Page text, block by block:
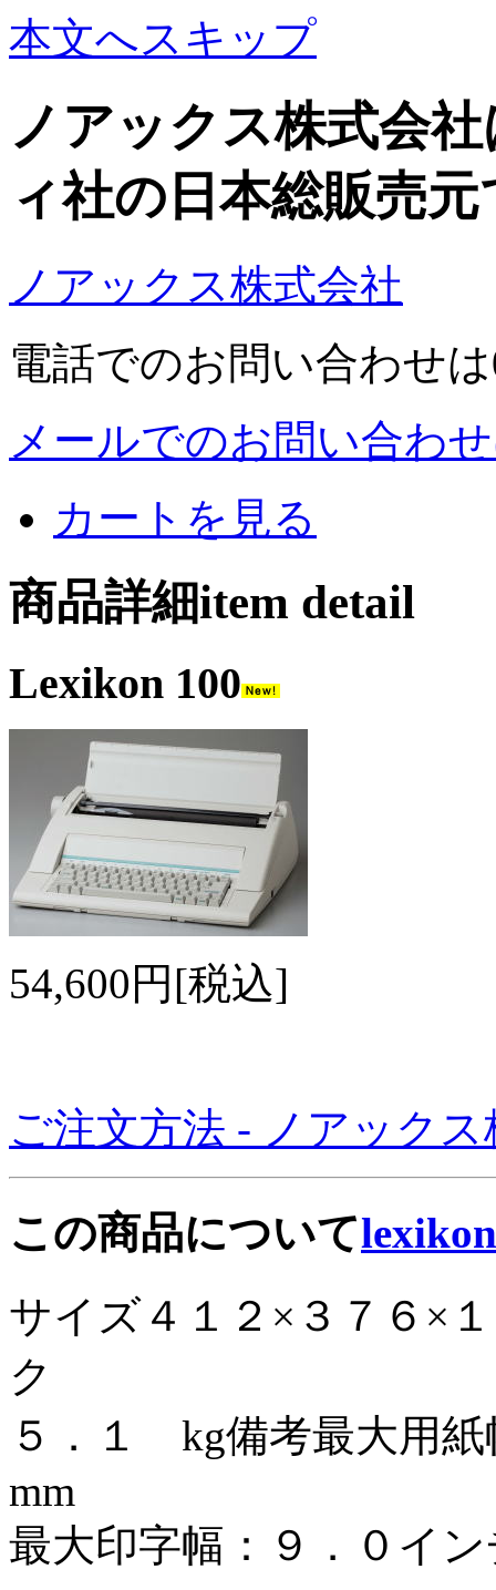
本文へスキップ
ノアックス株式会
ィ社の日本総販売
ノアックス株式会社
電話でのお問い合わせは
メールでのお問い合わ
カートを見る
商品詳細item detail
Lexikon 100
54,600円[税込]
ご注文方法 - ノアック
この商品について
サイズ４１２×３７６×
ク
５．１ kg備考最大用紙
mm
最大印字幅：９．０イ